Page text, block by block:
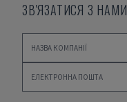
ЗВ'ЯЗАТИСЯ З НАМИ